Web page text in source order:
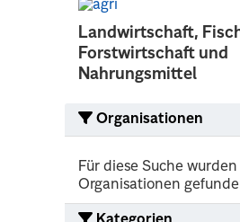
Landwirtschaft,
Forstwirtschaft und
Nahrungsmittel
Organisationen
Für diese Suche
Organisationen